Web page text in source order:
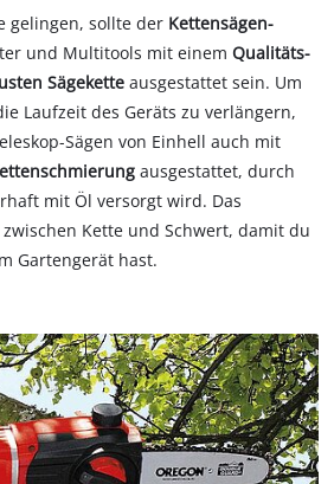
gelingen, sollte der Kettensägen-
und Multitools mit einemQualitäts-
Sägekette ausgestattet sein. Um
Laufzeit des Geräts zu verlängern,
Sägen von Einhell auch mit
ausgestattet, durch
mit Öl versorgt wird. Das
Kette und Schwert, damit du
Gartengerät hast.